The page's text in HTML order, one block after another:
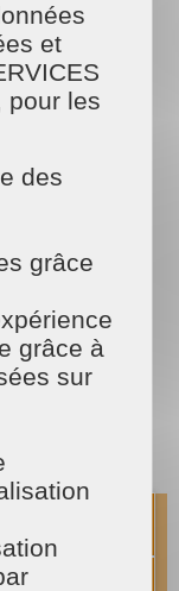
quand les
monde !
pour jardiner,
et
pour les
des
grâce
grâce à
sur